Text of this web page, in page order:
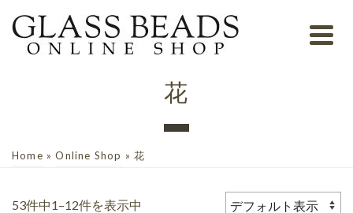
花
Home » Online Shop » 花
53件中1–12件を表示中